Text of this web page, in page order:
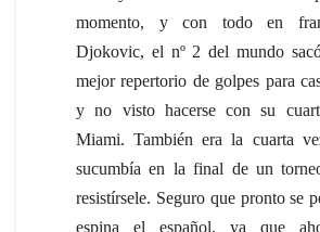
momento, y con todo en
Djokovic, el nº 2 del mundo
mejor repertorio de golpes para
y no visto hacerse con su
Miami. También era la cuarta
sucumbía en la final de un
resistírsele. Seguro que pronto se
espina el español, ya que